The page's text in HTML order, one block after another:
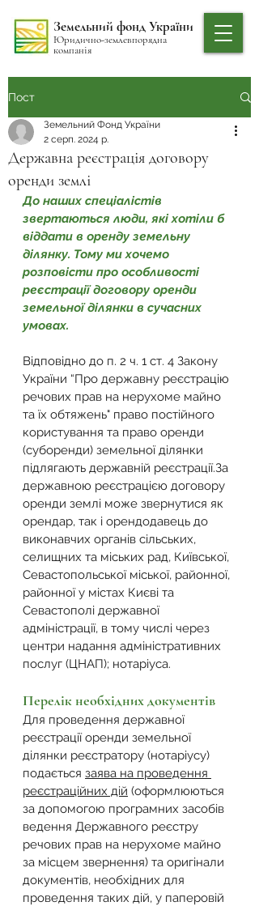
Земельний фонд України
Юридично-землевпорядна
компанія
Пост
Державна реєстрація договору
оренди землі
Земельний Фонд України
2 серп. 2024 р.
До наших спеціалістів
звертаються люди, які хотіли б
віддати в оренду земельну
ділянку. Тому ми хочемо
розповісти про особливості
реєстрації договору оренди
земельної ділянки в сучасних
умовах.
Відповідно до п. 2 ч. 1 ст. 4 Закону
України “Про державну реєстрацію
речових прав на нерухоме майно
та їх обтяжень" право постійного
користування та право оренди
(суборенди) земельної ділянки
підлягають державній реєстрації.За
державною реєстрацією договору
оренди землі може звернутися як
орендар, так і орендодавець до
виконавчих органів сільських,
селищних та міських рад, Київської,
Севастопольської міської, районної,
районної у містах Києві та
Севастополі державної
адміністрації, в тому числі через
центри надання адміністративних
послуг (ЦНАП); нотаріуса.
Перелік необхідних документів
Для проведення державної
реєстрації оренди земельної
ділянки реєстратору (нотаріусу)
подається заява на проведення
реєстраційних дій (оформлюються
за допомогою програмних засобів
ведення Державного реєстру
речових прав на нерухоме майно
за місцем звернення) та оригінали
документів, необхідних для
проведення таких дій, у паперовій